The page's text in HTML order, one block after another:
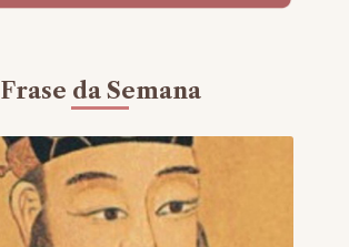
Frase da Semana